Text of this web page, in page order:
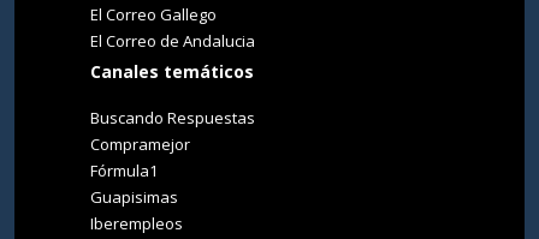
El Correo Gallego
El Correo de Andalucia
Canales temáticos
Buscando Respuestas
Compramejor
Fórmula1
Guapisimas
Iberempleos